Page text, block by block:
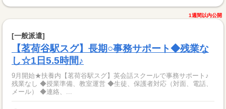
1週間以内公開
[一般派遣]
【茗荷谷駅スグ】長期○事務サポート◆残業な
し☆1日5.5時間♪
9月開始★扶養内【茗荷谷駅スグ】英会話スクールで事務サポート♪
残業なし ◆授業準備、教室運営 ◆生徒、保護者対応（対面、電話、
メール） ◆連絡、...